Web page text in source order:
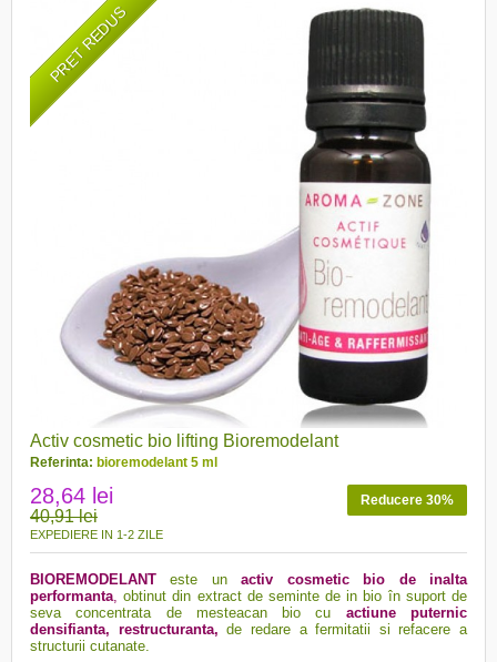
PRET REDUS
Activ cosmetic bio lifting Bioremodelant
Referinta: bioremodelant 5 ml
Reducere 30%
28,64 lei
40,91 lei
EXPEDIERE IN 1-2 ZILE
BIOREMODELANT este un
activ cosmetic bio de inalta
performanta, obtinut din extract de seminte de in bio în suport de
seva concentrata de mesteacan bio cu
actiune puternic
densifianta, restructuranta, de redare a fermitatii si refacere a
structurii cutanate.